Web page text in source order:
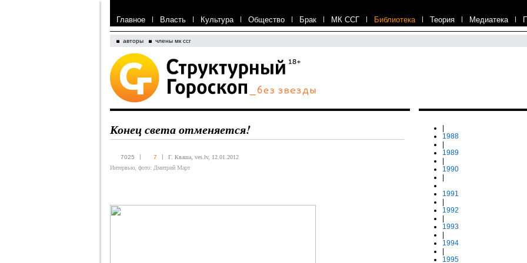
Главное | Власть | Культура | Общество | Брак | МК ССГ | Библиотека | Теория | Медиатека |
авторы члены мк ссг
Конец света отменяется!
7025 | 7 |
Г. Кваша, ves.lv, 12.01.2012
Интервью, фото: Дмитрий Март
1988
1989
1990
1991
1992
1993
1994
1995